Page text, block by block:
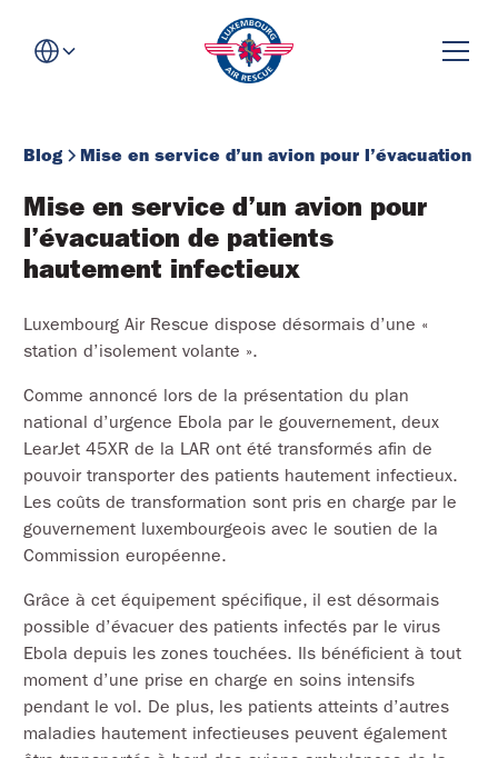
Blog Mise en service d’un avion pour l’évacuation
Mise en service d’un avion pour
l’évacuation de patients
hautement infectieux
Luxembourg Air Rescue dispose désormais d’une «
station d’isolement volante ».
Comme annoncé lors de la présentation du plan
national d’urgence Ebola par le gouvernement, deux
LearJet 45XR de la LAR ont été transformés afin de
pouvoir transporter des patients hautement infectieux.
Les coûts de transformation sont pris en charge par le
gouvernement luxembourgeois avec le soutien de la
Commission européenne.
Grâce à cet équipement spécifique, il est désormais
possible d’évacuer des patients infectés par le virus
Ebola depuis les zones touchées. Ils bénéficient à tout
moment d’une prise en charge en soins intensifs
pendant le vol. De plus, les patients atteints d’autres
maladies hautement infectieuses peuvent également